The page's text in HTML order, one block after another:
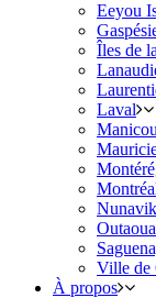
Eeyou
Îles de
Laval
Nunavik
Ville de
À propos